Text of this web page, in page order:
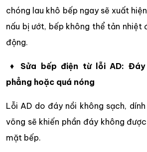
chóng lau khô bếp ngay sẽ xuất
nấu bị ướt, bếp không thể tản nhiệt
động.
♦Sửa bếp điện từ lỗi AD:
phẳng hoặc quá nóng
Lỗi AD do đáy nồi không sạch,
võng sẽ khiến phần đáy không
mặt bếp.